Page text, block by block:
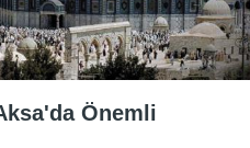
Önemli